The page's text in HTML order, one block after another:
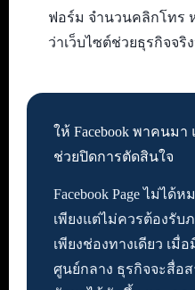
ฟอร์ม จำนวนคลิกโทร
ว่าเว็บไซต์ช่วยธุรกิจจริ
ให้ Facebook พาคนมา
ช่วยปิดการตัดสินใจ
Facebook Page ไม่ได้
เพียงแต่ไม่ควรต้องรับ
เพียงช่องทางเดียว เมื่
ศูนย์กลาง ธุรกิจจะสื่อ